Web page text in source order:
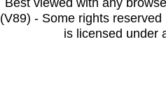
(V89) - Some rights
is licensed under